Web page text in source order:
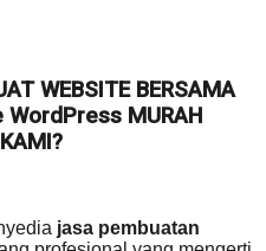
WEBSITE BERSAMA
MURAH
jasa pembuatan